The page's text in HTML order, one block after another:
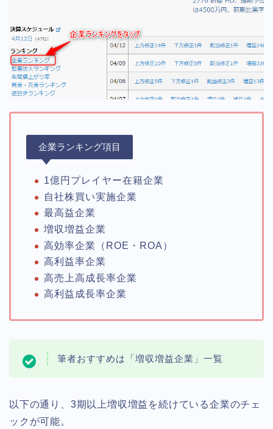
企業ランキング項目
1億円プレイヤー在籍企業
自社株買い実施企業
最高益企業
増収増益企業
高効率企業（ROE・ROA）
高利益率企業
高売上高成長率企業
高利益成長率企業
筆者おすすめは「増収増益企業」一覧
以下の通り、3期以上増収増益を続けている企業のチェ
ックが可能。